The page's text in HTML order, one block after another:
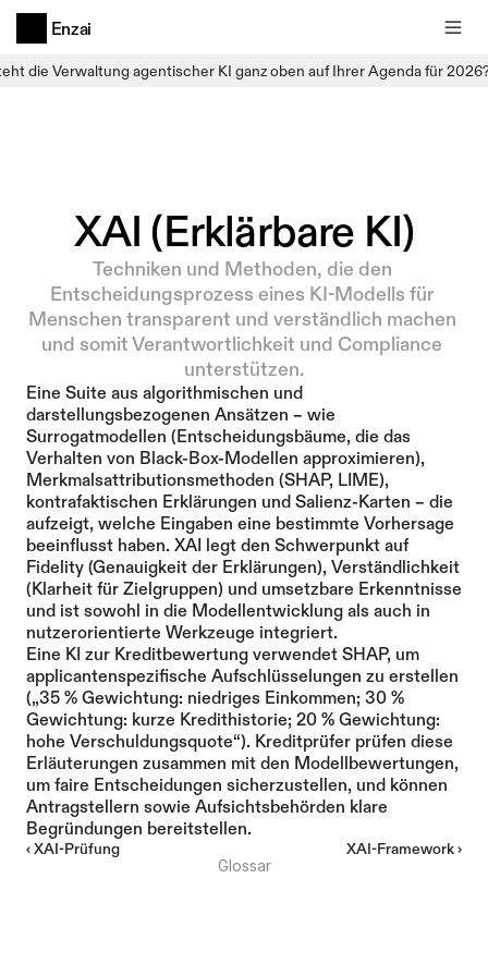
die Verwaltung agentischer KI ganz oben auf Ihrer Agenda für
Enzai
XAI (Erklärbare KI)
Techniken und Methoden, die den
Entscheidungsprozess eines KI-Modells für
Menschen transparent und verständlich machen
und somit Verantwortlichkeit und Compliance
unterstützen.
Eine Suite aus algorithmischen und
darstellungsbezogenen Ansätzen – wie
Surrogatmodellen (Entscheidungsbäume, die das
Verhalten von Black-Box-Modellen approximieren),
Merkmalsattributionsmethoden (SHAP, LIME),
kontrafaktischen Erklärungen und Salienz-Karten – die
aufzeigt, welche Eingaben eine bestimmte Vorhersage
beeinflusst haben. XAI legt den Schwerpunkt auf
Fidelity (Genauigkeit der Erklärungen), Verständlichkeit
(Klarheit für Zielgruppen) und umsetzbare Erkenntnisse
und ist sowohl in die Modellentwicklung als auch in
nutzerorientierte Werkzeuge integriert.
Eine KI zur Kreditbewertung verwendet SHAP, um
applicantenspezifische Aufschlüsselungen zu erstellen
(„35 % Gewichtung: niedriges Einkommen; 30 %
Gewichtung: kurze Kredithistorie; 20 % Gewichtung:
hohe Verschuldungsquote“). Kreditprüfer prüfen diese
Erläuterungen zusammen mit den Modellbewertungen,
um faire Entscheidungen sicherzustellen, und können
Antragstellern sowie Aufsichtsbehörden klare
Begründungen bereitstellen.
‹ XAI-Prüfung XAI-Framework ›
Glossar